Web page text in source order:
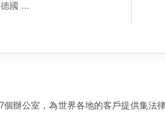
德國
中國內地
辦公室，為世界各地的客戶提供集法